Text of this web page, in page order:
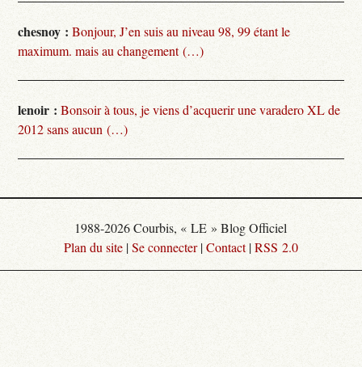
chesnoy : Bonjour, J’en suis au niveau 98, 99 étant le
maximum. mais au changement (…)
lenoir : Bonsoir à tous, je viens d’acquerir une varadero XL de
2012 sans aucun (…)
1988-2026 Courbis, « LE » Blog Officiel
Plan du site |Se connecter|Contact|RSS 2.0